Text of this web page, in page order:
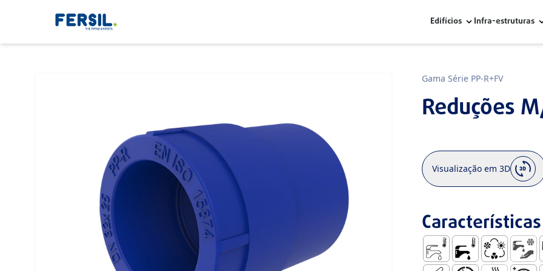
Edifícios Infra-estruturas
Gama Série PP-R+FV
Reduções
Visualização em 3D
Características